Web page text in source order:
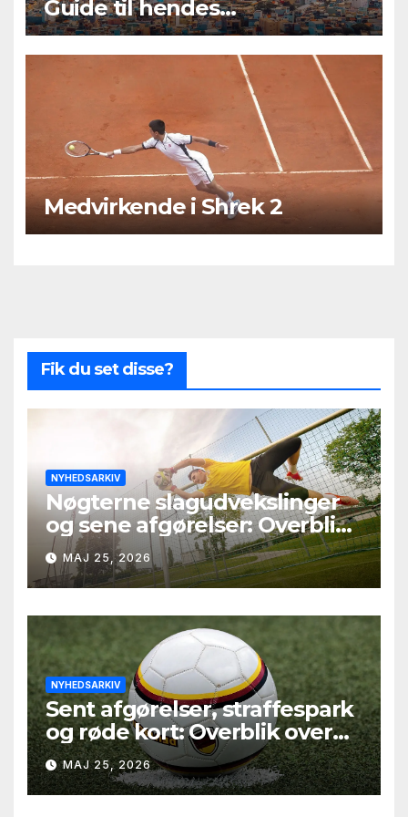
Guide til hendes
kærlighedsliv og romantiske
forhold
Medvirkende i Shrek 2
Fik du set disse?
NYHEDSARKIV
Nøgterne slagudvekslinger
og sene afgørelser: Overblik
over Second League – Group
4, runde 9
MAJ 25, 2026
NYHEDSARKIV
Sent afgørelser, straffespark
og røde kort: Overblik over
Second League – Group 2,
runde 9
MAJ 25, 2026